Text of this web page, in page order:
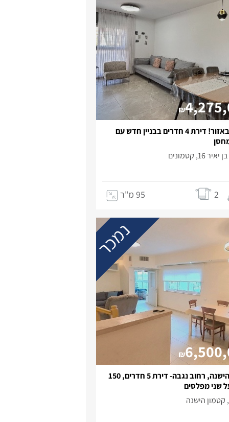
₪
נדירה באזור! דירת 4 חדרים בבניין חדש עם
16, קטמונים
2 95 מ"ר
₪
נמכר
קטמון הישנה, רחוב נגבה- דירת 5 חדרים, 150
שני מפלסים